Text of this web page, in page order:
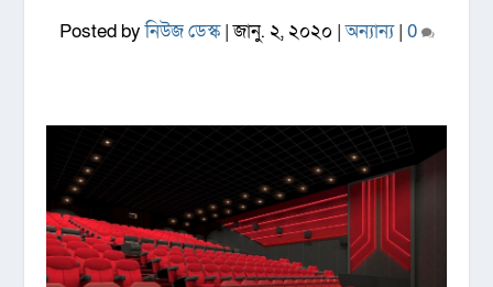
Posted byনিউজ ডেস্ক|জানু. ২, ২০২০ |অন্যান্য| 0